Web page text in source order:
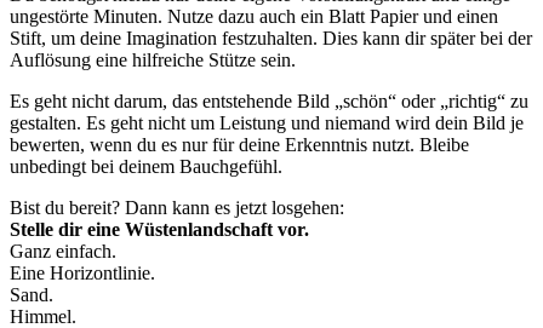
ungestörte Minuten. Nutze dazu auch ein Blatt Papier und einen
Stift, um deine Imagination festzuhalten. Dies kann dir später bei der
Auflösung eine hilfreiche Stütze sein.
Es geht nicht darum, das entstehende Bild „schön“ oder „richtig“ zu
gestalten. Es geht nicht um Leistung und niemand wird dein Bild je
bewerten, wenn du es nur für deine Erkenntnis nutzt. Bleibe
unbedingt bei deinem Bauchgefühl.
Bist du bereit? Dann kann es jetzt losgehen:
Stelle dir eine Wüstenlandschaft vor.
Ganz einfach.
Eine Horizontlinie.
Sand.
Himmel.